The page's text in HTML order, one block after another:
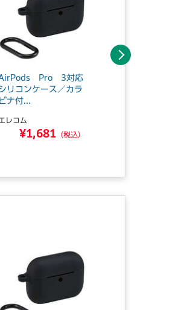
Pro 3対応
リコンケース／カラ
ビナ付...
レコム
¥1,681 （税込）
次へ